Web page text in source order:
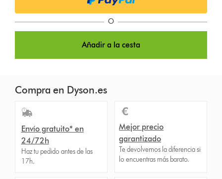
O
Añadir a la cesta
Compra en Dyson.es
Envío gratuito* en
24/72h
Haz tu pedido antes de las
17h.
Mejor precio
garantizado
Te devolvemos la diferencia si
lo encuentras más barato.